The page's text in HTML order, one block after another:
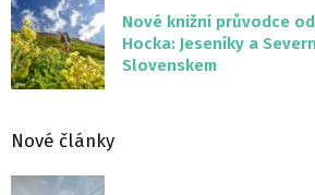
Nové knižní průvodce
Hocka: Jeseníky a
Slovenskem
Nové články